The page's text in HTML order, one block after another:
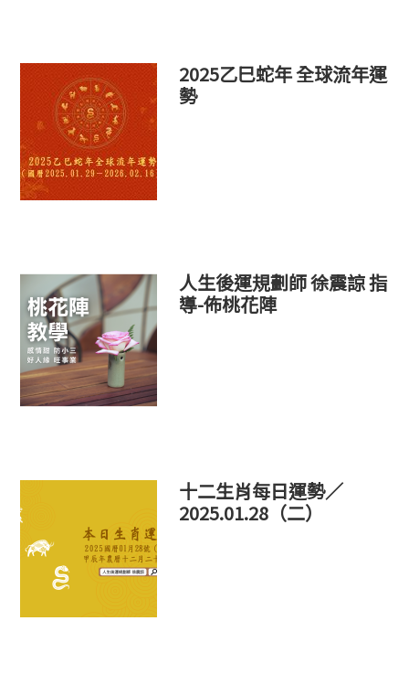
2025乙巳蛇年 全球流年運
勢
人生後運規劃師 徐震諒 指
導-佈桃花陣
十二生肖每日運勢／
2025.01.28（二）